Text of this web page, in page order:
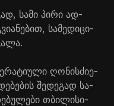
სამი პირი ად­
სა­მე­დი­ცი­
ღო­ნის­ძი­ე­
შე­დე­გად სა­
თბი­ლი­სი-